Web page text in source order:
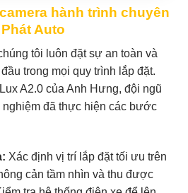
hành trình chuyên
Auto
tôi luôn đặt sự an toàn và
trong mọi quy trình lắp đặt.
A2.0 của Anh Hưng, đội ngũ
nghiệm đã thực hiện các bước
Xác định vị trí lắp đặt tối ưu trên
cản tầm nhìn và thu được